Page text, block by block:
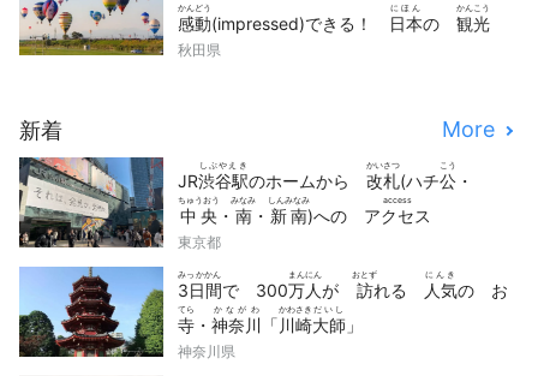
感動
かんどう
(impressed)できる！ 日本
にほん
の 観光
かんこう
動画
どうが
10
秋田県
新着 More
JR渋谷駅
しぶやえき
のホームから 改札
かいさつ
(ハチ公
こう
・
中央
ちゅうおう
・ 南
みなみ
・ 新南
しんみなみ
)への アクセス
access
東京都
3日間
みっかかん
で 300万人
まんにん
が 訪
おとず
れる 人気
にんき
の お
寺
てら
・ 神奈川
かながわ
「 川崎
かわさき
大師
だいし
」
神奈川県